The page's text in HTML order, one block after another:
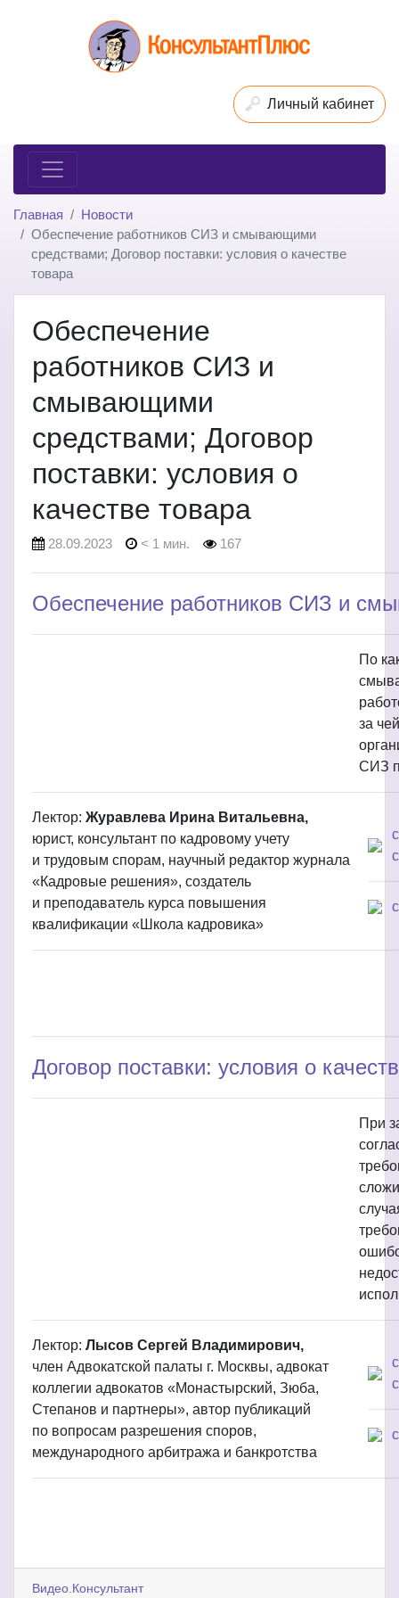
Личный кабинет
Главная
Новости
Обеспечение работников СИЗ и смывающими
средствами; Договор поставки: условия о качестве
товара
Обеспечение
работников СИЗ и
смывающими
средствами; Договор
поставки: условия о
качестве товара
28.09.2023 < 1 мин. 167
Обеспечение работников СИЗ и
По
за
СИЗ
Лектор: Журавлева Ирина Витальевна,
юрист, консультант по кадровому учету
и трудовым спорам, научный редактор журнала
«Кадровые решения», создатель
и преподаватель курса повышения
квалификации «Школа кадровика»
Договор поставки: условия о
При
Лектор: Лысов Сергей Владимирович,
член Адвокатской палаты г. Москвы, адвокат
коллегии адвокатов «Монастырский, Зюба,
Степанов и партнеры», автор публикаций
по вопросам разрешения споров,
международного арбитража и банкротства
Видео.Консультант